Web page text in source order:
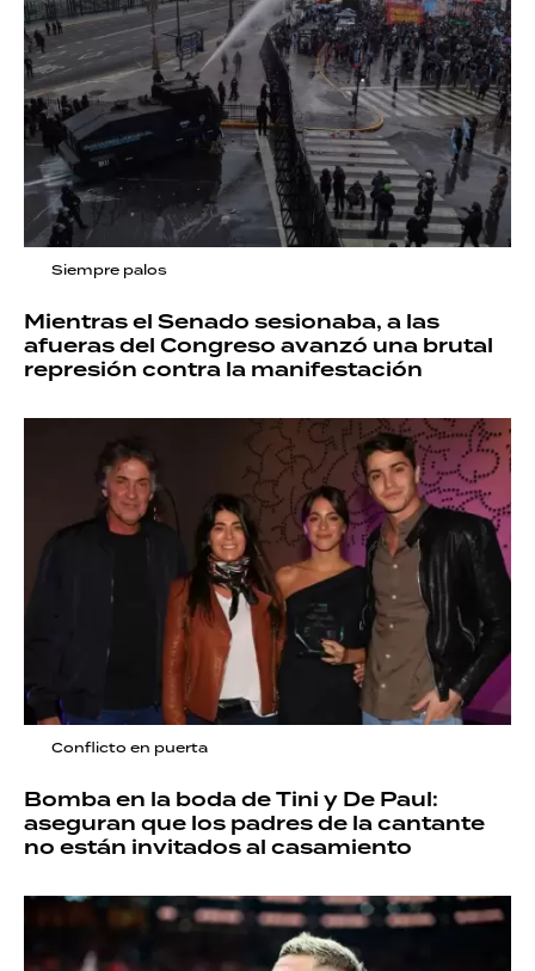
Siempre palos
Mientras el Senado sesionaba, a las
afueras del Congreso avanzó una brutal
represión contra la manifestación
Conflicto en puerta
Bomba en la boda de Tini y De Paul:
aseguran que los padres de la cantante
no están invitados al casamiento